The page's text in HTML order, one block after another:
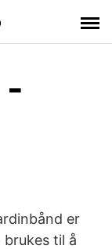
-
er
til å